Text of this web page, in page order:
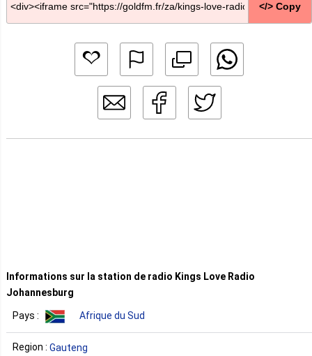
</> Copy
Informations sur la station de radio Kings Love Radio
Johannesburg
Pays : Afrique du Sud
Region : Gauteng